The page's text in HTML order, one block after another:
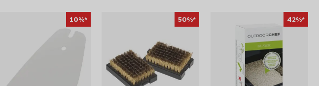
Outdoorchef Trichterschaber zur effektiven und schonenden Reinigung
10%* 50%* 42%*